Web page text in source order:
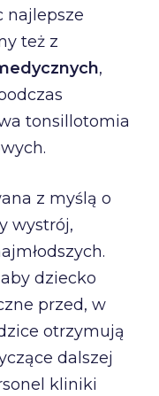
najlepsze
też z
,
tonsillotomia
z myślą o
wystrój,
dziecko
przed, w
otrzymują
dalszej
kliniki